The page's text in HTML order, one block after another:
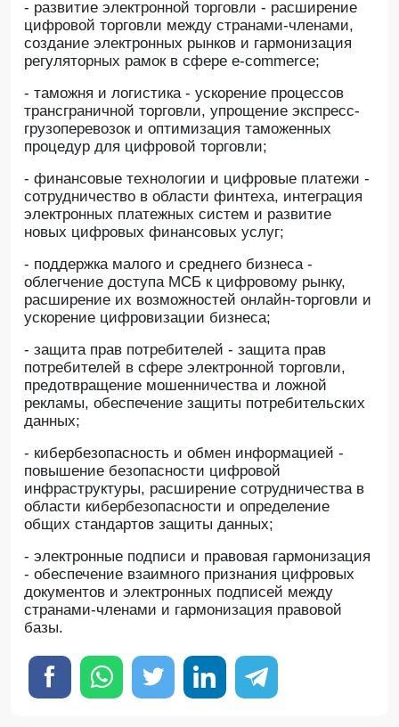
- развитие электронной торговли - расширение
цифровой торговли между странами-членами,
создание электронных рынков и гармонизация
регуляторных рамок в сфере e-commerce;
- таможня и логистика - ускорение процессов
трансграничной торговли, упрощение экспресс-
грузоперевозок и оптимизация таможенных
процедур для цифровой торговли;
- финансовые технологии и цифровые платежи -
сотрудничество в области финтеха, интеграция
электронных платежных систем и развитие
новых цифровых финансовых услуг;
- поддержка малого и среднего бизнеса -
облегчение доступа МСБ к цифровому рынку,
расширение их возможностей онлайн-торговли и
ускорение цифровизации бизнеса;
- защита прав потребителей - защита прав
потребителей в сфере электронной торговли,
предотвращение мошенничества и ложной
рекламы, обеспечение защиты потребительских
данных;
- кибербезопасность и обмен информацией -
повышение безопасности цифровой
инфраструктуры, расширение сотрудничества в
области кибербезопасности и определение
общих стандартов защиты данных;
- электронные подписи и правовая гармонизация
- обеспечение взаимного признания цифровых
документов и электронных подписей между
странами-членами и гармонизация правовой
базы.